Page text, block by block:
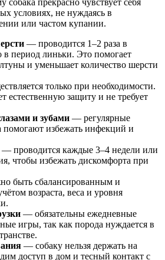
условиях, не нуждаясь в
или частом купании.
— проводится 1–2 раза в
в период линьки. Это помогает
и уменьшает количество шерсти
только при необходимости.
естественную защиту и не требует
и зубами — регулярные
помогают избежать инфекций и
— проводится каждые 3–4 недели или
чтобы избежать дискомфорта при
быть сбалансированным и
возраста, веса и уровня
— обязательны ежедневные
игры, так как порода нуждается в
— собаку нельзя держать на
доступ в дом и тесный контакт с